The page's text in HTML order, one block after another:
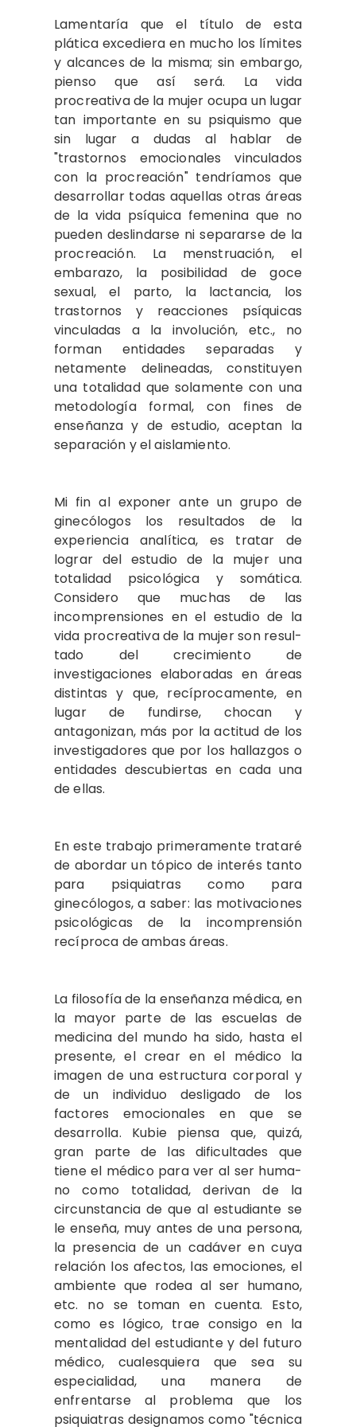
Lamentaría que el título de esta
plática excediera en mucho los límites
y alcances de la misma; sin embargo,
pien­so que así será. La vida
procreativa de la mujer ocupa un lugar
tan importante en su psiquismo que
sin lugar a dudas al hablar de
"trastornos emocionales vincu­lados
con la procreación" tendríamos que
desarrollar todas aquellas otras áreas
de la vida psíquica femenina que no
pueden deslindarse ni separarse de la
procreación. La menstruación, el
embarazo, la posibi­lidad de goce
sexual, el parto, la lactan­cia, los
trastornos y reacciones psíquicas
vinculadas a la involución, etc., no
forman entidades separadas y
netamente delinea­das, constituyen
una totalidad que sola­mente con una
metodología formal, con fines de
enseñanza y de estudio, aceptan la
separación y el aislamiento.
Mi fin al exponer ante un grupo de
ginecólogos los resultados de la
experien­cia analítica, es tratar de
lograr del es­tudio de la mujer una
totalidad psicoló­gica y somática.
Considero que muchas de las
incomprensiones en el estudio de la
vida procreativa de la mujer son resul­
tado del crecimiento de
investigaciones elaboradas en áreas
distintas y que, re­cíprocamente, en
lugar de fundirse, cho­can y
antagonizan, más por la actitud de los
investigadores que por los hallazgos o
entidades descubiertas en cada una
de ellas.
En este trabajo primeramente trataré
de abordar un tópico de interés tanto
pa­ra psiquiatras como para
ginecólogos, a saber: las motivaciones
psicológicas de la incomprensión
recíproca de ambas áreas.
La filosofía de la enseñanza médica, en
la mayor parte de las escuelas de
medi­cina del mundo ha sido, hasta el
pre­sente, el crear en el médico la
imagen de una estructura corporal y
de un indivi­duo desligado de los
factores emocionales en que se
desarrolla. Kubie piensa que, quizá,
gran parte de las dificultades que
tiene el médico para ver al ser huma­
no como totalidad, derivan de la
circuns­tancia de que al estudiante se
le enseña, muy antes de una persona,
la presencia de un cadáver en cuya
relación los afec­tos, las emociones, el
ambiente que rodea al ser humano,
etc. no se toman en cuen­ta. Esto,
como es lógico, trae consigo en la
mentalidad del estudiante y del futuro
médico, cualesquiera que sea su
especia­lidad, una manera de
enfrentarse al pro­blema que los
psiquiatras designamos co­mo "técnica